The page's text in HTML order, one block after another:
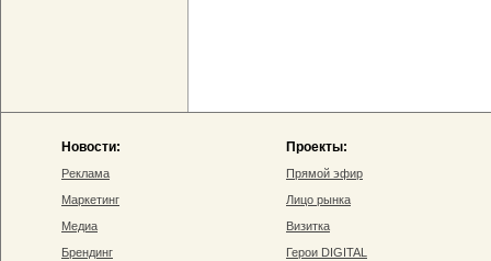
Новости:
Реклама
Маркетинг
Медиа
Брендинг
Проекты:
Прямой эфир
Лицо рынка
Визитка
Герои DIGITAL